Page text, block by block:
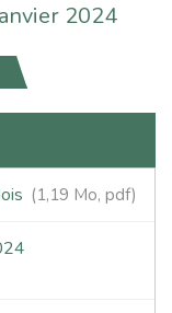
2024
1,19 Mo, pdf